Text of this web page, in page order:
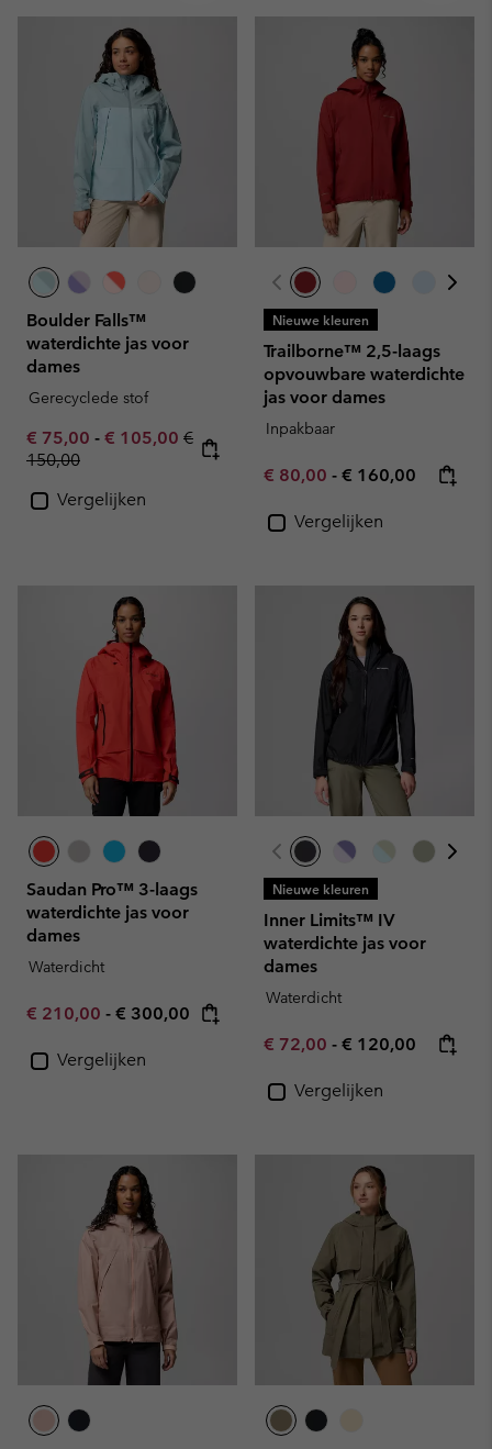
Boulder Falls™
waterdichte jas voor
dames
Gerecyclede stof
Minimum sale price:
€ 75,00 - Maximum sale price:
€ 105,00 Regular price:
€
150,00
Vergelijken
Nieuwe kleuren
Trailborne™ 2,5-laags
opvouwbare waterdichte
jas voor dames
Inpakbaar
Minimum sale price:
€ 80,00 - Maximum price:
€ 160,00
Vergelijken
Saudan Pro™ 3-laags
waterdichte jas voor
dames
Waterdicht
Minimum sale price:
€ 210,00 - Maximum price:
€ 300,00
Vergelijken
Nieuwe kleuren
Inner Limits™ IV
waterdichte jas voor
dames
Waterdicht
Minimum sale price:
€ 72,00 - Maximum price:
€ 120,00
Vergelijken